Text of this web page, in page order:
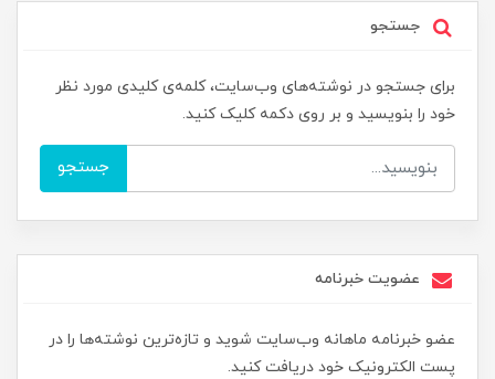
جستجو
برای جستجو در نوشته‌های وب‌سایت، کلمه‌ی کلیدی مورد نظر
خود را بنویسید و بر روی دکمه کلیک کنید.
جستجو
عضویت خبرنامه
عضو خبرنامه ماهانه وب‌سایت شوید و تازه‌ترین نوشته‌ها را در
پست الکترونیک خود دریافت کنید.